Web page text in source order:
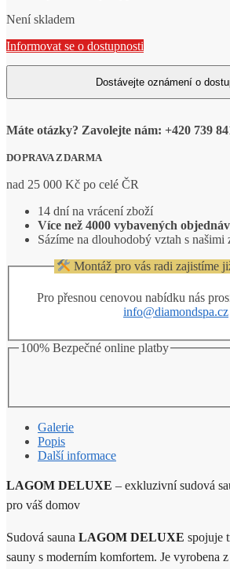
Není skladem
Informovat se o dostupnosti
Máte otázky? Zavolejte nám: +420 739
DOPRAVA ZDARMA
nad 25 000 Kč po celé ČR
14 dní na vrácení zboží
Více než 4000 vybavených
Sázíme na dlouhodobý vztah s našimi
Montáž pro vás radi zajistíme
Pro přesnou cenovou nabídku nás
info@diamondspa.cz
100% Bezpečné online platby
Galerie
Popis
Další informace
LAGOM DELUXE – exkluzivní sudová
pro váš domov
Sudová sauna LAGOM DELUXE spojuje
sauny s moderním komfortem. Je vyrobena